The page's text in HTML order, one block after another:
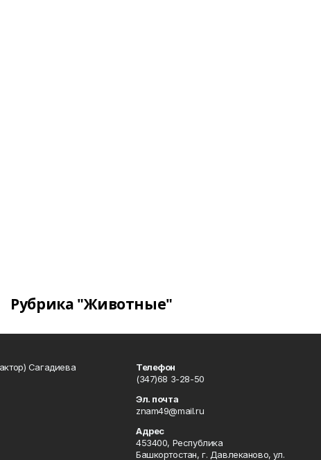
Рубрика "Животные"
Сагадиева
Телефон
(347)68 3-28-50
Эл. почта
znam49@mail.ru
Адрес
453400, Республика
Башкортостан, г. Давлеканово, ул.